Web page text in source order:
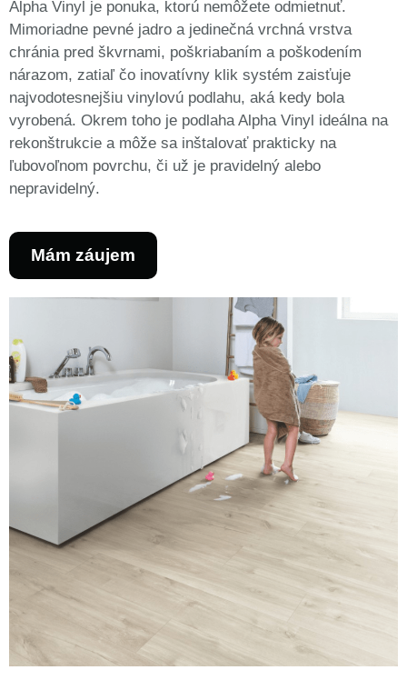
Alpha Vinyl je ponuka, ktorú nemôžete odmietnuť.
Mimoriadne pevné jadro a jedinečná vrchná vrstva
chránia pred škvrnami, poškriabaním a poškodením
nárazom, zatiaľ čo inovatívny klik systém zaisťuje
najvodotesnejšiu vinylovú podlahu, aká kedy bola
vyrobená. Okrem toho je podlaha Alpha Vinyl ideálna na
rekonštrukcie a môže sa inštalovať prakticky na
ľubovoľnom povrchu, či už je pravidelný alebo
nepravidelný.
Mám záujem